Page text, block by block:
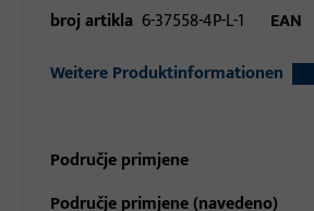
broj artikla 6-37558-4P-L-1 EAN
Weitere Produktinformationen
Područje primjene
Područje primjene (navedeno)